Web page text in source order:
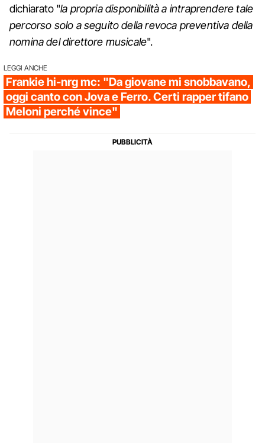
dichiarato "la propria disponibilità a intraprendere tale
percorso solo a seguito della revoca preventiva della
nomina del direttore musicale".
LEGGI ANCHE
Frankie hi-nrg mc: "Da giovane mi snobbavano,
oggi canto con Jova e Ferro. Certi rapper tifano
Meloni perché vince"